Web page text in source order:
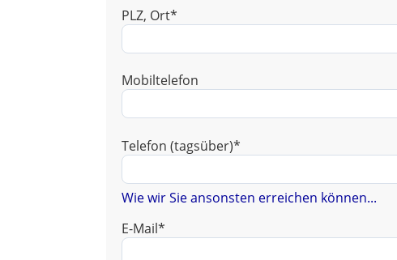
PLZ, Ort*
Mobiltelefon
Telefon (tagsüber)*
Wie wir Sie ansonsten erreichen können...
E-Mail*